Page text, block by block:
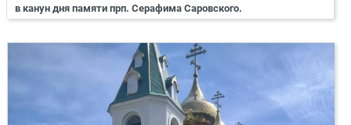
в канун дня памяти прп. Серафима Саровского.